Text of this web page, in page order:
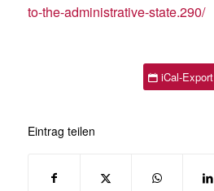
to-the-administrative-state.290/
iCal-Export
Eintrag teilen